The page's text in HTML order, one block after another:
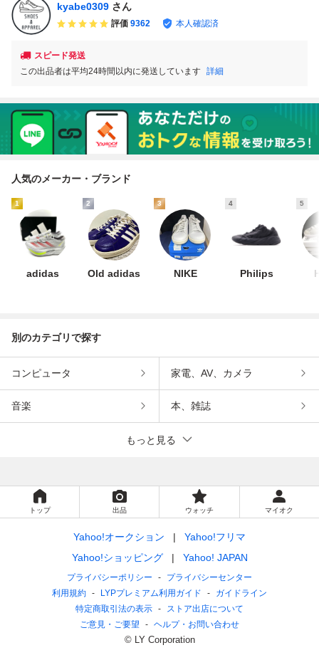
kyabe0309 さん
評価 9362 本人確認済
スピード発送
この出品者は平均24時間以内に発送しています 詳細
人気のメーカー・ブランド
1
adidas
2
Old adidas
3
NIKE
4
Philips
5
別のカテゴリで探す
コンピュータ 家電、AV、カメラ
音楽 本、雑誌
もっと見る
トップ 出品 ウォッチ マイオク
Yahoo!オークション
Yahoo!フリマ
Yahoo!ショッピング
Yahoo! JAPAN
プライバシーポリシー
プライバシーセンター
利用規約
LYPプレミアム利用ガイド
ガイドライン
特定商取引法の表示
ストア出店について
ご意見・ご要望
ヘルプ・お問い合わせ
© LY Corporation